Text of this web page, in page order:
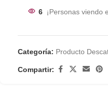
6 ¡Personas viendo
Categoría: Producto
Compartir: